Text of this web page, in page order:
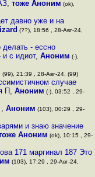
, тоже Аноним (ok),
давно уже и на
lizard (??), 18:56 , 28-Авг-24,
- ессно
с идиот,Аноним (-),
(99), 21:39 , 28-Авг-24, (99)
случае
П ,Аноним (-), 03:52 , 29-
, Аноним (103), 00:29 , 29-
и знаю значение
Аноним (ok), 10:15 , 29-
171 маргинал 187 Это
(103), 17:29 , 29-Авг-24,